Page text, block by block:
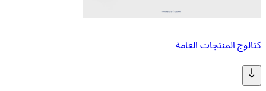
كتالوج المنتجات العامة